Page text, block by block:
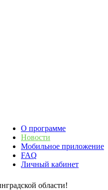
О программе
Новости
Мобильное приложение
FAQ
Личный кабинет
области!